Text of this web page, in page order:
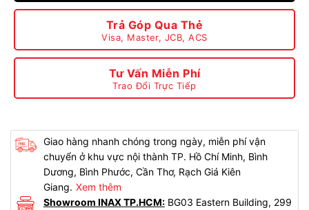
Trả Góp Qua Thẻ
Visa, Master, JCB, ACS
Tư Vấn Miễn Phí
Trao Đổi Trực Tiếp
Giao hàng nhanh chóng trong ngày, miễn phí vận
chuyển ở khu vực nội thành TP. Hồ Chí Minh, Bình
Dương, Bình Phước, Cần Thơ, Rạch Giá Kiên
Giang. Xem thêm
Showroom INAX TP.HCM:BG03 Eastern Building, 299